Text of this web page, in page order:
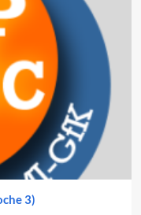
3)